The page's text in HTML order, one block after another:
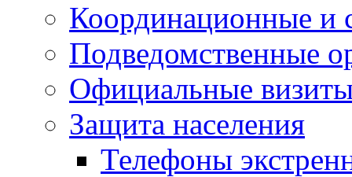
Координационные и
Подведомственные
Официальные
Защита населения
Телефоны